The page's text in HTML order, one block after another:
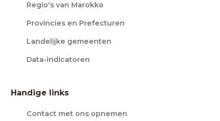
Regio's van Marokko
Provincies en Prefecturen
Landelijke gemeenten
Data-indicatoren
Handige links
Contact met ons opnemen